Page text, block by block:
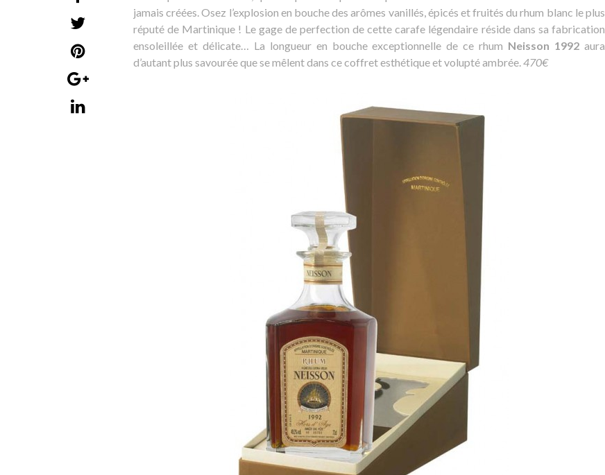
jamais créées. Osez l’explosion en bouche des arômes vanillés, épicés et fruités du rhum blanc le plus
réputé de Martinique ! Le gage de perfection de cette carafe légendaire réside dans sa fabrication
ensoleillée et délicate… La longueur en bouche exceptionnelle de ce rhum Neisson 1992 aura
d’autant plus savourée que se mêlent dans ce coffret esthétique et volupté ambrée.470€